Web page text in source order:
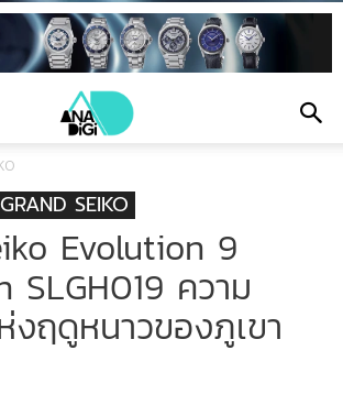
GRAND SEIKO
Evolution 9
SLGH019 ความ
งฤดูหนาวของภูเขา